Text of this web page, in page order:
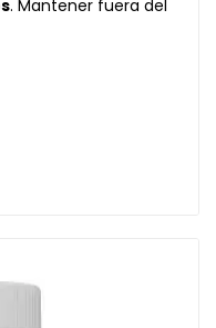
. Mantener fuera del